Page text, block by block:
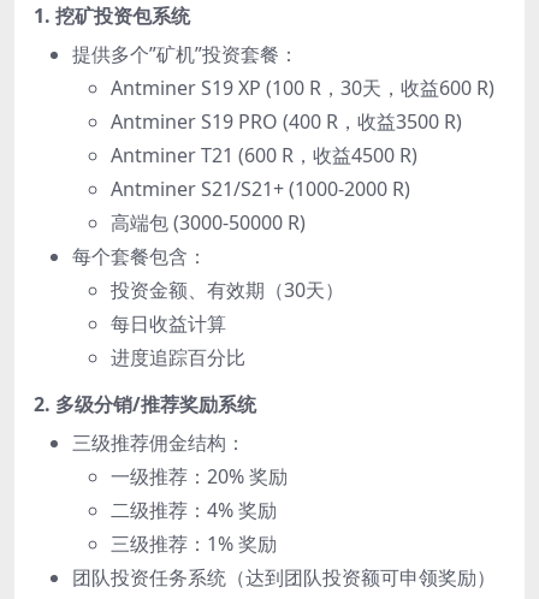
1. 挖矿投资包系统
提供多个”矿机”投资套餐：
Antminer S19 XP (100 R，30天，收益600 R)
Antminer S19 PRO (400 R，收益3500 R)
Antminer T21 (600 R，收益4500 R)
Antminer S21/S21+ (1000-2000 R)
高端包 (3000-50000 R)
每个套餐包含：
投资金额、有效期（30天）
每日收益计算
进度追踪百分比
2. 多级分销/推荐奖励系统
三级推荐佣金结构：
一级推荐：20% 奖励
二级推荐：4% 奖励
三级推荐：1% 奖励
团队投资任务系统（达到团队投资额可申领奖励）